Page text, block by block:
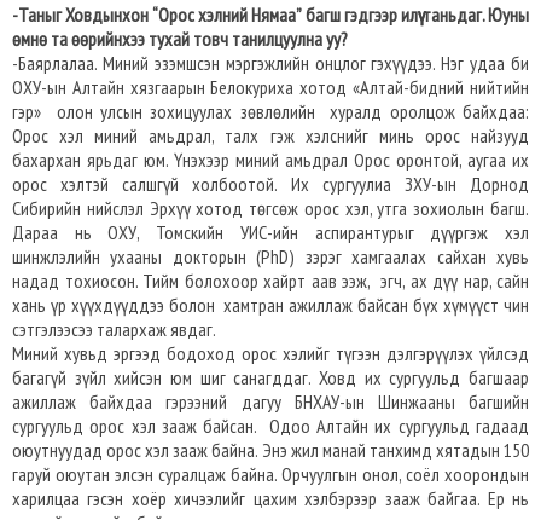
-Таныг Ховдынхон “Орос хэлний Нямаа” багш гэдгээр илүү таньдаг. Юуны
өмнө та өөрийнхээ тухай товч танилцуулна уу?
-Баярлалаа. Миний эзэмшсэн мэргэжлийн онцлог гэхүүдээ. Нэг удаа би
ОХУ-ын Алтайн хязгаарын Белокуриха хотод «Алтай-бидний нийтийн
гэр» олон улсын зохицуулах зөвлөлийн хуралд оролцож байхдаа:
Орос хэл миний амьдрал, талх гэж хэлснийг минь орос найзууд
бахархан ярьдаг юм. Үнэхээр миний амьдрал Орос оронтой, аугаа их
орос хэлтэй салшгүй холбоотой. Их сургуулиа ЗХУ-ын Дорнод
Сибирийн нийслэл Эрхүү хотод төгсөж орос хэл, утга зохиолын багш.
Дараа нь ОХУ, Томскийн УИС-ийн аспирантурыг дүүргэж хэл
шинжлэлийн ухааны докторын (PhD) зэрэг хамгаалах сайхан хувь
надад тохиосон. Тийм болохоор хайрт аав ээж, эгч, ах дүү нар, сайн
хань үр хүүхдүүддээ болон хамтран ажиллаж байсан бүх хүмүүст чин
сэтгэлээсээ талархаж явдаг.
Миний хувьд эргээд бодоход орос хэлийг түгээн дэлгэрүүлэх үйлсэд
багагүй зүйл хийсэн юм шиг санагддаг. Ховд их сургуульд багшаар
ажиллаж байхдаа гэрээний дагуу БНХАУ-ын Шинжааны багшийн
сургуульд орос хэл зааж байсан. Одоо Алтайн их сургуульд гадаад
оюутнуудад орос хэл зааж байна. Энэ жил манай танхимд хятадын 150
гаруй оюутан элсэн суралцаж байна. Орчуулгын онол, соёл хоорондын
харилцаа гэсэн хоёр хичээлийг цахим хэлбэрээр зааж байгаа. Ер нь